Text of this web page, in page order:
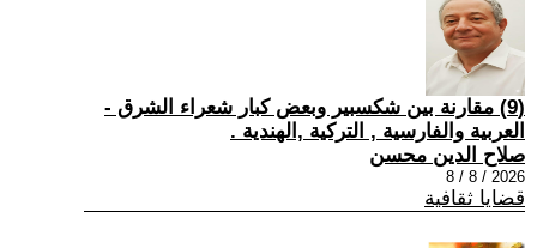
(9) مقارنة بين شكسبير وبعض كبار شعراء الشرق -
العربية والفارسية , التركية ,الهندية .
صلاح الدين محسن
2026 / 8 / 8
قضايا ثقافية